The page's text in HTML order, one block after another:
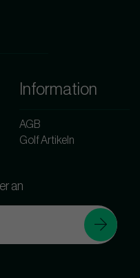
Information
AGB
Golf Artikeln
an